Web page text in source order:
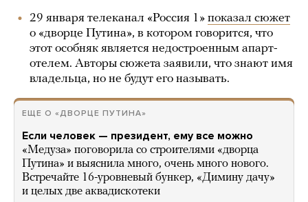
29 января телеканал «Россия 1» показал сюжет
о «дворце Путина», в котором говорится, что
этот особняк является недостроенным апарт-
отелем. Авторы сюжета заявили, что знают имя
владельца, но не будут его называть.
ЕЩЕ О «ДВОРЦЕ ПУТИНА»
Если человек — президент, ему все можно
«Медуза» поговорила со строителями «дворца
Путина» и выяснила много, очень много нового.
Встречайте 16-уровневый бункер, «Димину дачу»
и целых две аквадискотеки